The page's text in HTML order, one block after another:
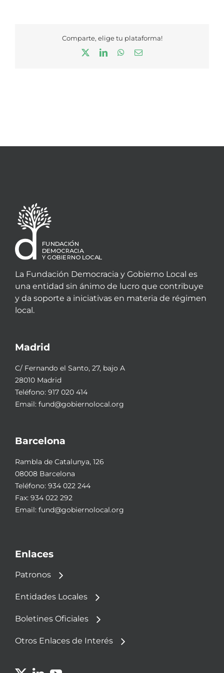
Comparte, elige tu plataforma!
LinkedInWhatsApp
Correo
La Fundación Democracia y Gobierno Local es
una entidad sin ánimo de lucro que contribuye
y da soporte a iniciativas en materia de régimen
local.
Madrid
C/ Fernando el Santo, 27, bajo A
28010 Madrid
Teléfono: 917 020 414
Email: fund@gobiernolocal.org
Barcelona
Rambla de Catalunya, 126
08008 Barcelona
Teléfono: 934 022 244
Fax: 934 022 292
Email: fund@gobiernolocal.org
Enlaces
Patronos
Entidades Locales
Boletines Oficiales
Otros Enlaces de Interés